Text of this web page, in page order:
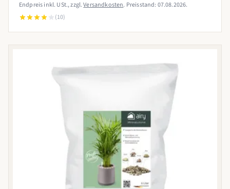
Endpreis inkl. USt., zzgl.Versandkosten. Preisstand: 07.08.2026.
(10)